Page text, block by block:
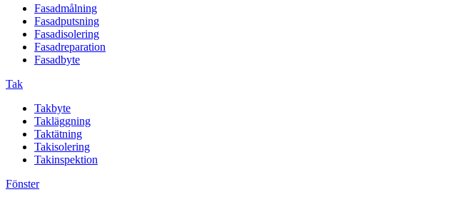
Fasadmålning
Fasadputsning
Fasadisolering
Fasadreparation
Fasadbyte
Tak
Takbyte
Takläggning
Taktätning
Takisolering
Takinspektion
Fönster